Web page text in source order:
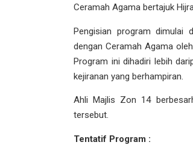
Ceramah Agama bertajuk
Pengisian program dimulai
dengan Ceramah Agama
Program ini dihadiri lebih
kejiranan yang berhampiran.
Ahli Majlis Zon 14
tersebut.
Tentatif Program :